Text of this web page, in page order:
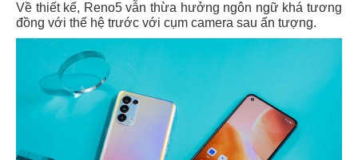
Về thiết kế, Reno5 vẫn thừa hưởng ngôn ngữ khá tương
đồng với thế hệ trước với cụm camera sau ấn tượng.